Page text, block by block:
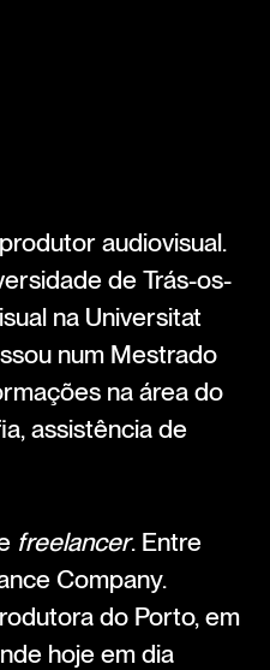
audiovisual.
de Trás-os-
na Universitat
num Mestrado
na área do
assistência de
freelancer. Entre
Company.
do Porto, em
hoje em dia